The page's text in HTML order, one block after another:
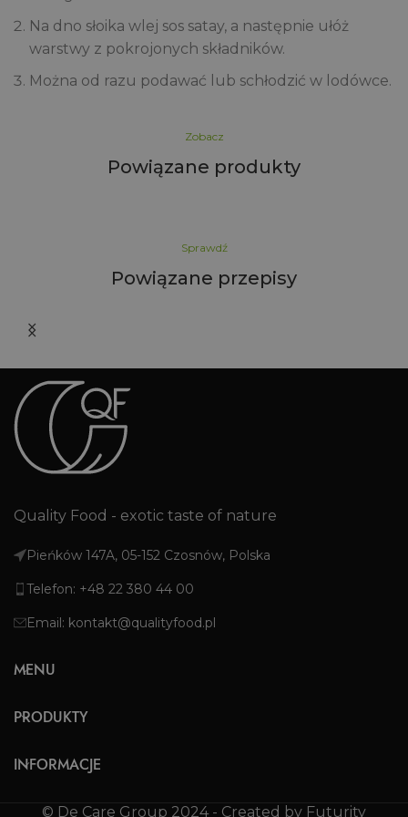
Na dno słoika wlej sos satay, a następnie ułóż
warstwy z pokrojonych składników.
Można od razu podawać lub schłodzić w lodówce.
Zobacz
Powiązane produkty
Sprawdź
Powiązane przepisy
Quality Food - exotic taste of nature
Pieńków 147A, 05-152 Czosnów, Polska
Telefon: +48 22 380 44 00
Email: kontakt@qualityfood.pl
MENU
PRODUKTY
INFORMACJE
© De Care Group 2024 - Created by Futurity